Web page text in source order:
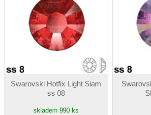
Swarovski Hotfix Light Siam
ss 08
skladem 990 ks